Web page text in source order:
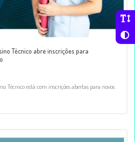
Técnico abre inscrições para
Técnico está com inscrições abertas para novos